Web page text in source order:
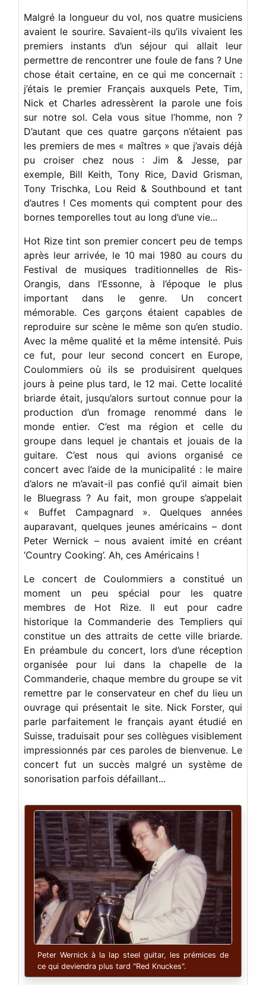
Malgré la longueur du vol, nos quatre musiciens
avaient le sourire. Savaient-ils qu’ils vivaient les
premiers instants d’un séjour qui allait leur
permettre de rencontrer une foule de fans ? Une
chose était certaine, en ce qui me concernait :
j’étais le premier Français auxquels Pete, Tim,
Nick et Charles adressèrent la parole une fois
sur notre sol. Cela vous situe l’homme, non ?
D’autant que ces quatre garçons n’étaient pas
les premiers de mes « maîtres » que j’avais déjà
pu croiser chez nous : Jim & Jesse, par
exemple, Bill Keith, Tony Rice, David Grisman,
Tony Trischka, Lou Reid & Southbound et tant
d’autres ! Ces moments qui comptent pour des
bornes temporelles tout au long d’une vie...
Hot Rize tint son premier concert peu de temps
après leur arrivée, le 10 mai 1980 au cours du
Festival de musiques traditionnelles de Ris-
Orangis, dans l’Essonne, à l’époque le plus
important dans le genre. Un concert
mémorable. Ces garçons étaient capables de
reproduire sur scène le même son qu’en studio.
Avec la même qualité et la même intensité. Puis
ce fut, pour leur second concert en Europe,
Coulommiers où ils se produisirent quelques
jours à peine plus tard, le 12 mai. Cette localité
briarde était, jusqu’alors surtout connue pour la
production d’un fromage renommé dans le
monde entier. C’est ma région et celle du
groupe dans lequel je chantais et jouais de la
guitare. C’est nous qui avions organisé ce
concert avec l’aide de la municipalité : le maire
d’alors ne m’avait-il pas confié qu’il aimait bien
le Bluegrass ? Au fait, mon groupe s’appelait
« Buffet Campagnard ». Quelques années
auparavant, quelques jeunes américains – dont
Peter Wernick – nous avaient imité en créant
‘Country Cooking’. Ah, ces Américains !
Le concert de Coulommiers a constitué un
moment un peu spécial pour les quatre
membres de Hot Rize. Il eut pour cadre
historique la Commanderie des Templiers qui
constitue un des attraits de cette ville briarde.
En préambule du concert, lors d’une réception
organisée pour lui dans la chapelle de la
Commanderie, chaque membre du groupe se vit
remettre par le conservateur en chef du lieu un
ouvrage qui présentait le site. Nick Forster, qui
parle parfaitement le français ayant étudié en
Suisse, traduisait pour ses collègues visiblement
impressionnés par ces paroles de bienvenue. Le
concert fut un succès malgré un système de
sonorisation parfois défaillant...
Peter Wernick à la lap steel guitar, les prémices de
ce qui deviendra plus tard "Red Knuckes".